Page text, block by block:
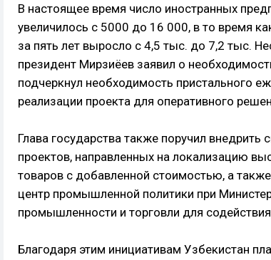
В настоящее время число иностранных
увеличилось с 5000 до 16 000, в то время
за пять лет выросло с 4,5 тыс. до 7,2 тыс.
президент Мирзиёев заявил о
подчеркнул необходимость пристального
реализации проекта для оперативного
Глава государства также поручил внедрить
проектов, направленных на локализацию
товаров с добавленной стоимостью, а
центр промышленной политики при
промышленности и торговли для
Благодаря этим инициативам Узбекистан